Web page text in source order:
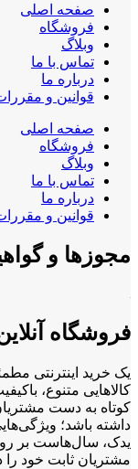
صفحه اصلی
فروشگاه
وبلاگ
تماس با ما
درباره ما
قوانین و
صفحه اصلی
فروشگاه
وبلاگ
تماس با ما
درباره ما
قوانین و
مجوزها و
فروشگاه
یک خرید اینترنتی
کالاهایی متنوع،
کوتاه به دست
داشته باشد؛
یدک، سال‌هاست بر
مشتریان ثابت خود را